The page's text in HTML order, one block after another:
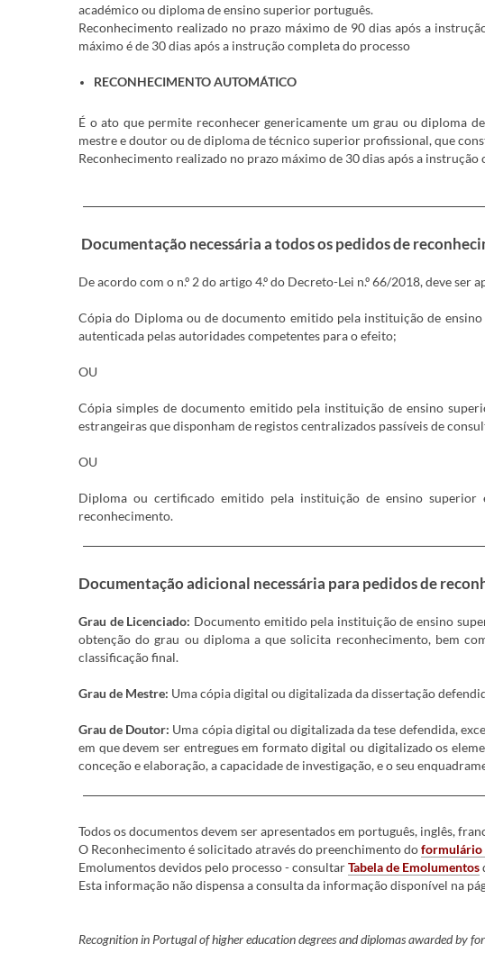
académico ou diploma de ensino superior português.
Reconhecimento realizado no prazo máximo de 90 dias após a
máximo é de 30 dias após a instrução completa do processo
RECONHECIMENTO AUTOMÁTICO
É o ato que permite reconhecer genericamente um grau ou diploma
mestre e doutor ou de diploma de técnico superior profissional, que
Reconhecimento realizado no prazo máximo de 30 dias após a instrução
Documentação necessária a todos os pedidos de
De acordo com o n.º 2 do artigo 4.º do Decreto-Lei n.º 66/2018, deve
Cópia do Diploma ou de documento emitido pela instituição de
autenticada pelas autoridades competentes para o efeito;
OU
Cópia simples de documento emitido pela instituição de ensino
estrangeiras que disponham de registos centralizados passíveis de
OU
Diploma ou certificado emitido pela instituição de ensino
reconhecimento.
Documentação adicional necessária para pedidos de
Grau de Licenciado: Documento emitido pela instituição de ensino
obtenção do grau ou diploma a que solicita reconhecimento, bem
classificação final.
Grau de Mestre: Uma cópia digital ou digitalizada da dissertação
Grau de Doutor: Uma cópia digital ou digitalizada da tese defendida,
em que devem ser entregues em formato digital ou digitalizado os
conceção e elaboração, a capacidade de investigação, e o seu
Todos os documentos devem ser apresentados em português, inglês,
O Reconhecimento é solicitado através do preenchimento doformulário
Emolumentos devidos pelo processo - consultarTabela de Emolumentos
Esta informação não dispensa a consulta da informação disponível na
Recognition in Portugal of higher education degrees and diplomas awarded by